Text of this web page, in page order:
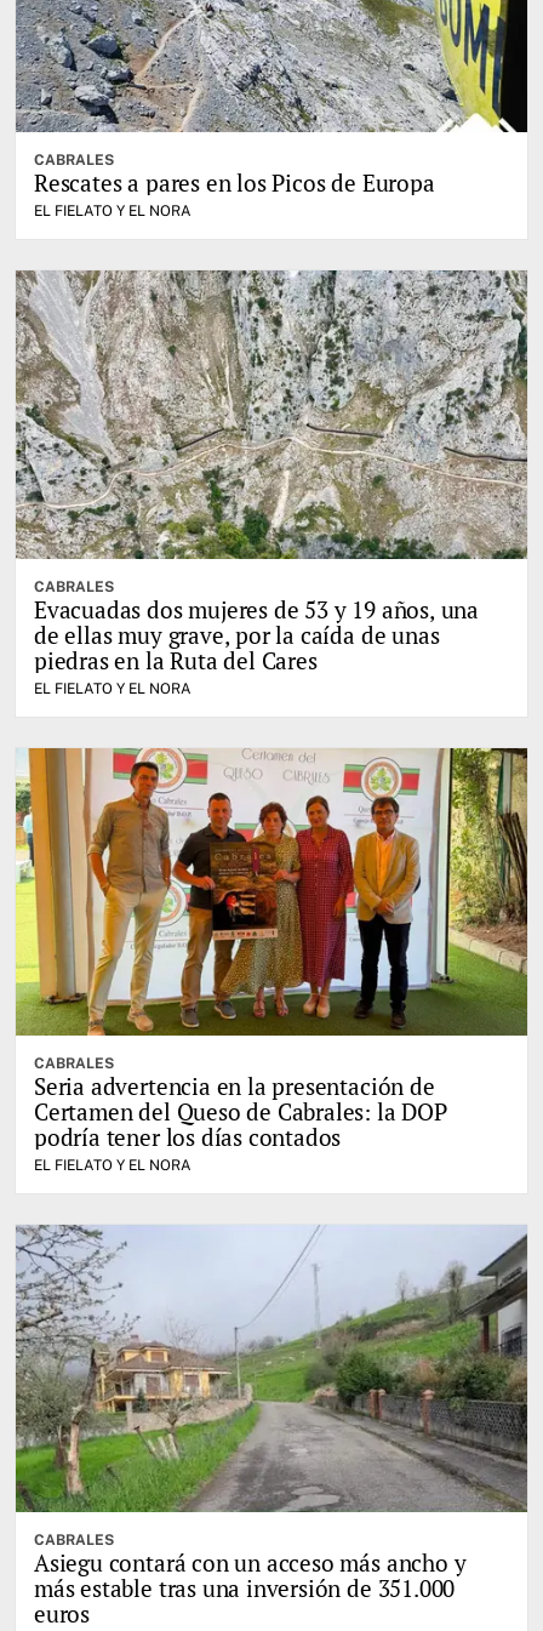
CABRALES
Rescates a pares en los Picos de Europa
EL FIELATO Y EL NORA
CABRALES
Evacuadas dos mujeres de 53 y 19 años, una
de ellas muy grave, por la caída de unas
piedras en la Ruta del Cares
EL FIELATO Y EL NORA
CABRALES
Seria advertencia en la presentación de
Certamen del Queso de Cabrales: la DOP
podría tener los días contados
EL FIELATO Y EL NORA
CABRALES
Asiegu contará con un acceso más ancho y
más estable tras una inversión de 351.000
euros